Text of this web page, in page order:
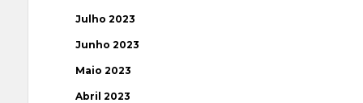
Julho 2023
Junho 2023
Maio 2023
Abril 2023